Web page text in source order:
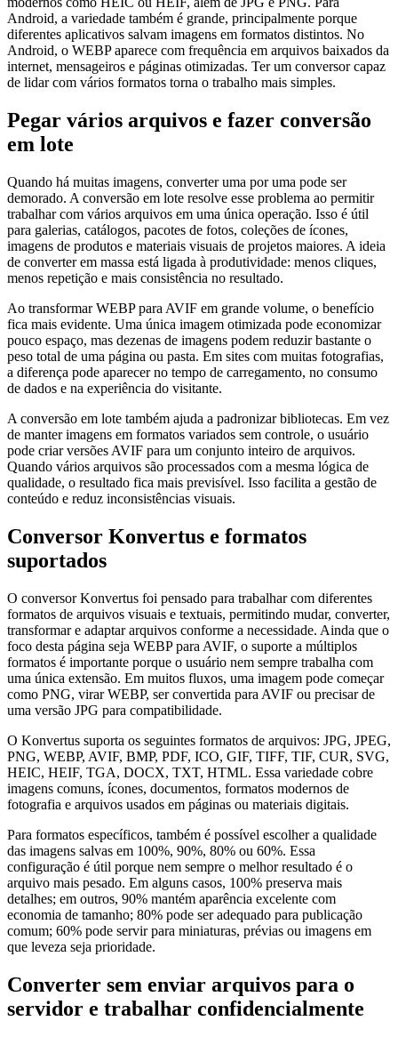
Android, a variedade também é grande, principalmente porque
diferentes aplicativos salvam imagens em formatos distintos. No
Android, o WEBP aparece com frequência em arquivos baixados da
internet, mensageiros e páginas otimizadas. Ter um conversor capaz
de lidar com vários formatos torna o trabalho mais simples.
Pegar vários arquivos e fazer conversão
em lote
Quando há muitas imagens, converter uma por uma pode ser
demorado. A conversão em lote resolve esse problema ao permitir
trabalhar com vários arquivos em uma única operação. Isso é útil
para galerias, catálogos, pacotes de fotos, coleções de ícones,
imagens de produtos e materiais visuais de projetos maiores. A ideia
de converter em massa está ligada à produtividade: menos cliques,
menos repetição e mais consistência no resultado.
Ao transformar WEBP para AVIF em grande volume, o benefício
fica mais evidente. Uma única imagem otimizada pode economizar
pouco espaço, mas dezenas de imagens podem reduzir bastante o
peso total de uma página ou pasta. Em sites com muitas fotografias,
a diferença pode aparecer no tempo de carregamento, no consumo
de dados e na experiência do visitante.
A conversão em lote também ajuda a padronizar bibliotecas. Em vez
de manter imagens em formatos variados sem controle, o usuário
pode criar versões AVIF para um conjunto inteiro de arquivos.
Quando vários arquivos são processados com a mesma lógica de
qualidade, o resultado fica mais previsível. Isso facilita a gestão de
conteúdo e reduz inconsistências visuais.
Conversor Konvertus e formatos
suportados
O conversor Konvertus foi pensado para trabalhar com diferentes
formatos de arquivos visuais e textuais, permitindo mudar, converter,
transformar e adaptar arquivos conforme a necessidade. Ainda que o
foco desta página seja WEBP para AVIF, o suporte a múltiplos
formatos é importante porque o usuário nem sempre trabalha com
uma única extensão. Em muitos fluxos, uma imagem pode começar
como PNG, virar WEBP, ser convertida para AVIF ou precisar de
uma versão JPG para compatibilidade.
O Konvertus suporta os seguintes formatos de arquivos: JPG, JPEG,
PNG, WEBP, AVIF, BMP, PDF, ICO, GIF, TIFF, TIF, CUR, SVG,
HEIC, HEIF, TGA, DOCX, TXT, HTML. Essa variedade cobre
imagens comuns, ícones, documentos, formatos modernos de
fotografia e arquivos usados em páginas ou materiais digitais.
Para formatos específicos, também é possível escolher a qualidade
das imagens salvas em 100%, 90%, 80% ou 60%. Essa
configuração é útil porque nem sempre o melhor resultado é o
arquivo mais pesado. Em alguns casos, 100% preserva mais
detalhes; em outros, 90% mantém aparência excelente com
economia de tamanho; 80% pode ser adequado para publicação
comum; 60% pode servir para miniaturas, prévias ou imagens em
que leveza seja prioridade.
Converter sem enviar arquivos para o
servidor e trabalhar confidencialmente